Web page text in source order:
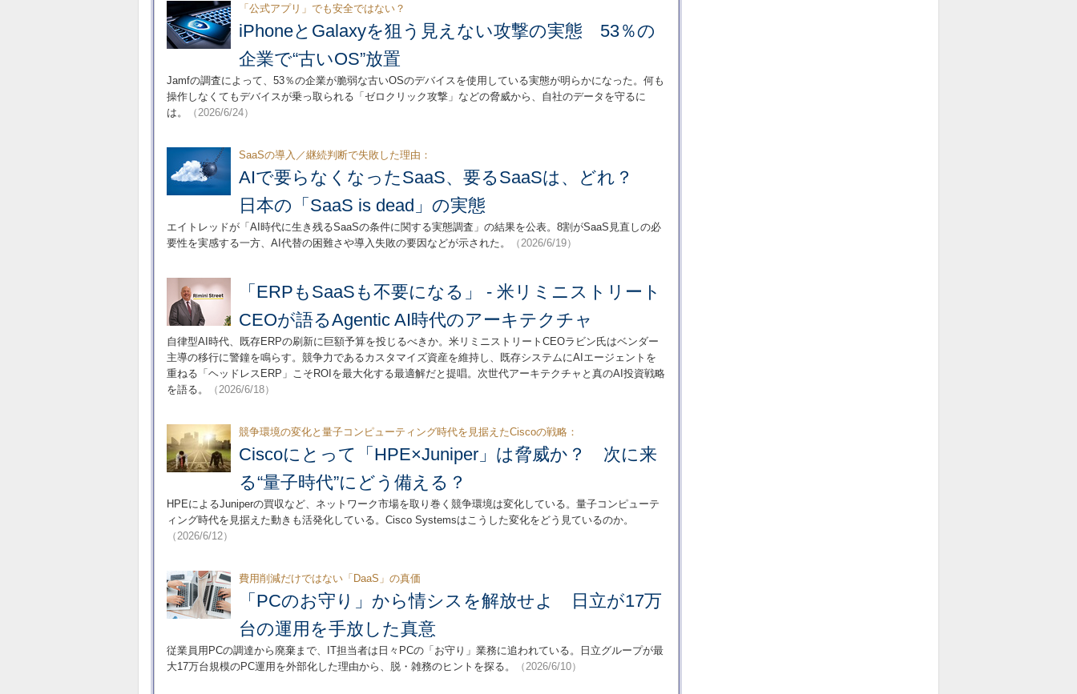
「公式アプリ」でも安全ではない？
iPhoneとGalaxyを狙う見えない攻撃の実態 53％の
企業で“古いOS”放置
Jamfの調査によって、53％の企業が脆弱な古いOSのデバイスを使用している実態が明らかになった。何も
操作しなくてもデバイスが乗っ取られる「ゼロクリック攻撃」などの脅威から、自社のデータを守るに
は。
（2026/6/24）
SaaSの導入／継続判断で失敗した理由：
AIで要らなくなったSaaS、要るSaaSは、どれ？
日本の「SaaS is dead」の実態
エイトレッドが「AI時代に生き残るSaaSの条件に関する実態調査」の結果を公表。8割がSaaS見直しの必
要性を実感する一方、AI代替の困難さや導入失敗の要因などが示された。
（2026/6/19）
「ERPもSaaSも不要になる」 - 米リミニストリート
CEOが語るAgentic AI時代のアーキテクチャ
自律型AI時代、既存ERPの刷新に巨額予算を投じるべきか。米リミニストリートCEOラビン氏はベンダー
主導の移行に警鐘を鳴らす。競争力であるカスタマイズ資産を維持し、既存システムにAIエージェントを
重ねる「ヘッドレスERP」こそROIを最大化する最適解だと提唱。次世代アーキテクチャと真のAI投資戦略
を語る。
（2026/6/18）
競争環境の変化と量子コンピューティング時代を見据えたCiscoの戦略：
Ciscoにとって「HPE×Juniper」は脅威か？ 次に来
る“量子時代”にどう備える？
HPEによるJuniperの買収など、ネットワーク市場を取り巻く競争環境は変化している。量子コンピューテ
ィング時代を見据えた動きも活発化している。Cisco Systemsはこうした変化をどう見ているのか。
（2026/6/12）
費用削減だけではない「DaaS」の真価
「PCのお守り」から情シスを解放せよ 日立が17万
台の運用を手放した真意
従業員用PCの調達から廃棄まで、IT担当者は日々PCの「お守り」業務に追われている。日立グループが最
大17万台規模のPC運用を外部化した理由から、脱・雑務のヒントを探る。
（2026/6/10）